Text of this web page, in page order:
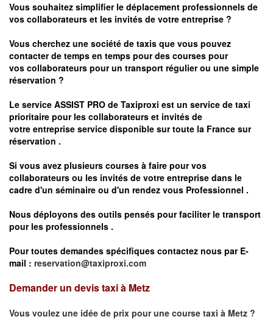
Vous souhaitez simplifier le déplacement professionnels de
vos collaborateurs et les invités de votre entreprise ?
Vous cherchez une société de taxis que vous pouvez
contacter de temps en temps pour des courses pour
vos collaborateurs pour un transport régulierou une simple
réservation ?
Le service ASSIST PRO de Taxiproxi est un service de taxi
prioritaire pour les collaborateurs et invités de
votre entreprise service disponible sur toute la France sur
réservation .
Si vous avez plusieurs courses à faire pour vos
collaborateurs ou les invités de votre entreprise dans le
cadre d'un séminaire ou d'un rendez vous Professionnel .
Nous déployons des outils pensés pour faciliter le transport
pour les professionnels .
Pour toutes demandes spécifiques contactez nous par E-
mail : reservation@taxiproxi.com
Demander un devis taxi à Metz
Vous voulez une idée de prix pour une course taxi à Metz ?